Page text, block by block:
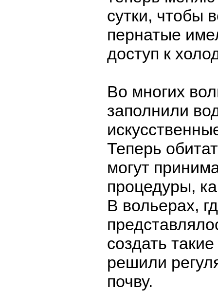
сутки, чтобы
пернатые
доступ к
Во многих
заполнили
Теперь
могут
процедуры,
В вольерах,
создать
решили
почву.